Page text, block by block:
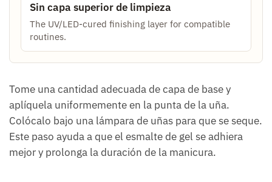
Sin capa superior de limpieza
The UV/LED-cured finishing layer for compatible
routines.
Tome una cantidad adecuada de capa de base y
aplíquela uniformemente en la punta de la uña.
Colócalo bajo una lámpara de uñas para que se seque.
Este paso ayuda a que el esmalte de gel se adhiera
mejor y prolonga la duración de la manicura.